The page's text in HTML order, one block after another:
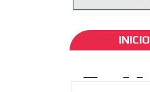
INICIO